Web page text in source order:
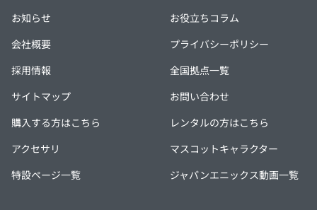
お知らせ
お役立ちコラム
会社概要
プライバシーポリシー
採用情報
全国拠点一覧
サイトマップ
お問い合わせ
購入する方はこちら
レンタルの方はこちら
アクセサリ
マスコットキャラクター
特設ページ一覧
ジャパンエニックス動画一覧